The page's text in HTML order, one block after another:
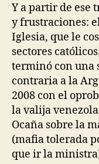
Y a partir de ese
y frustraciones:
Iglesia, que le
sectores
terminó con una
contraria a la
2008 con el
la valija
Ocaña sobre la
(mafia tolerada
que ir la